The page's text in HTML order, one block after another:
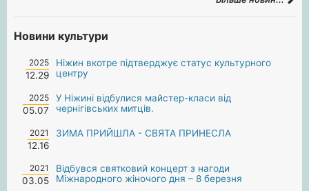
Новини культури
2025
12.29
Ніжин вкотре підтверджує статус культурного
центру
2025
05.07
У Ніжині відбулися майстер-класи від
чернігівських митців.
2021
12.16
ЗИМА ПРИЙШЛА - СВЯТА ПРИНЕСЛА
2021
03.05
Відбувся святковий концерт з нагоди
Міжнародного жіночого дня – 8 березня